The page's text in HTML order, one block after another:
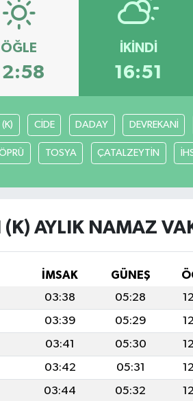
ÖĞLE İKINDI
16:51
CİDE DADAY DEVREKANİ
TOSYA ÇATALZEYTİN
(K) AYLIK NAMAZ
İMSAK GÜNEŞ
03:38 05:28
03:39 05:29
03:41 05:30
03:42 05:31
03:44 05:32